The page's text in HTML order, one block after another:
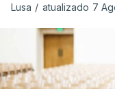
Depois de uma
Irão, à tensão
fecho do estreito
combustíveis
Lusa / atualizado 7